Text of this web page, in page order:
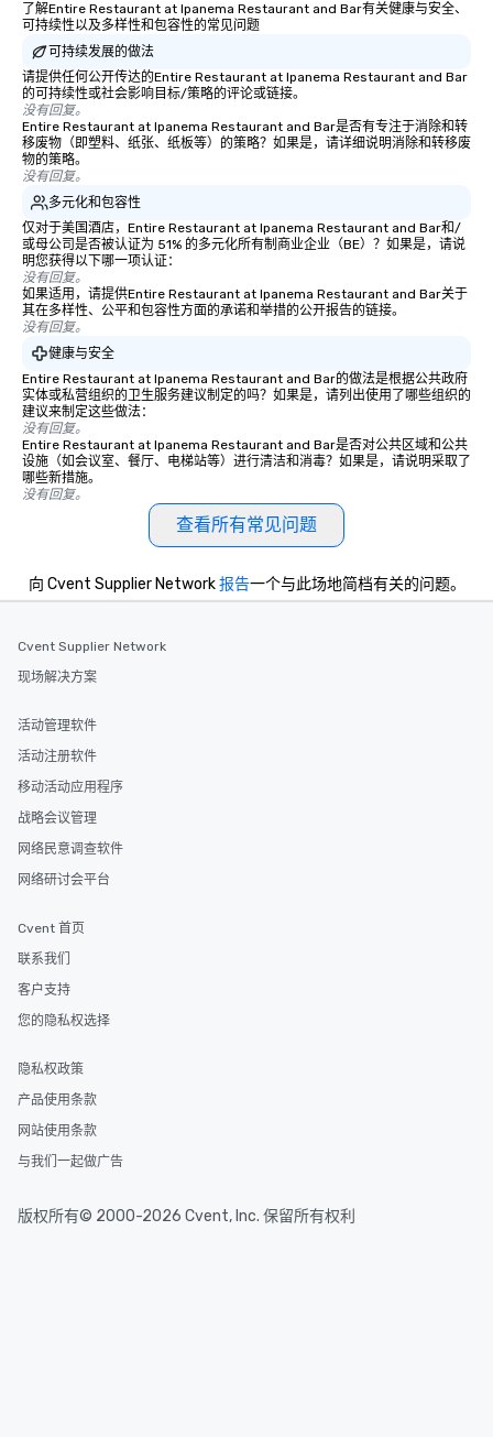
了解Entire Restaurant at Ipanema Restaurant and Bar有关健康与安全、
可持续性以及多样性和包容性的常见问题
可持续发展的做法
请提供任何公开传达的Entire Restaurant at Ipanema Restaurant and Bar
的可持续性或社会影响目标/策略的评论或链接。
没有回复。
Entire Restaurant at Ipanema Restaurant and Bar是否有专注于消除和转
移废物（即塑料、纸张、纸板等）的策略？如果是，请详细说明消除和转移废
物的策略。
没有回复。
多元化和包容性
仅对于美国酒店，Entire Restaurant at Ipanema Restaurant and Bar和/
或母公司是否被认证为 51% 的多元化所有制商业企业（BE）？如果是，请说
明您获得以下哪一项认证：
没有回复。
如果适用，请提供Entire Restaurant at Ipanema Restaurant and Bar关于
其在多样性、公平和包容性方面的承诺和举措的公开报告的链接。
没有回复。
健康与安全
Entire Restaurant at Ipanema Restaurant and Bar的做法是根据公共政府
实体或私营组织的卫生服务建议制定的吗？如果是，请列出使用了哪些组织的
建议来制定这些做法：
没有回复。
Entire Restaurant at Ipanema Restaurant and Bar是否对公共区域和公共
设施（如会议室、餐厅、电梯站等）进行清洁和消毒？如果是，请说明采取了
哪些新措施。
没有回复。
查看所有常见问题
向 Cvent Supplier Network报告一个与此场地简档有关的问题。
Cvent Supplier Network
现场解决方案
活动管理软件
活动注册软件
移动活动应用程序
战略会议管理
网络民意调查软件
网络研讨会平台
Cvent 首页
联系我们
客户支持
您的隐私权选择
隐私权政策
产品使用条款
网站使用条款
与我们一起做广告
版权所有© 2000-2026 Cvent, Inc. 保留所有权利